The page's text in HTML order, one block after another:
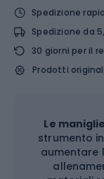
Spedizione
Spedizione da
30 giorni per il
Prodotti
Le
strumento
aumentare